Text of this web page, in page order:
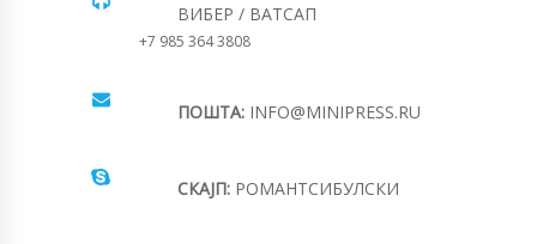
ВИБЕР / ВАТСАП
+7 985 364 3808
ПОШТА: INFO@MINIPRESS.RU
СКАЈП: РОМАНТСИБУЛСКИ